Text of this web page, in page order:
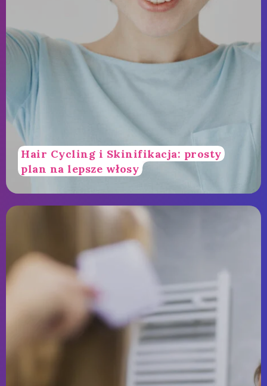
Hair Cycling i Skinifikacja: prosty
plan na lepsze włosy